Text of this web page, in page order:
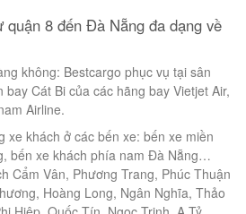
quận 8 đến Đà Nẵng đa dạng về
không: Bestcargo phục vụ tại sân
bay Cát Bi của các hãng bay Vietjet Air,
Airline.
xe khách ở các bến xe: bến xe miền
bến xe khách phía nam Đà Nẵng…
Cẩm Vân, Phương Trang, Phúc Thuận
Hoàng Long, Ngân Nghĩa, Thảo